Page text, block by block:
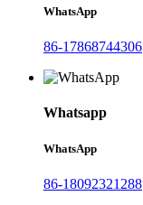
WhatsApp
86-17868744306
Whatsapp
WhatsApp
86-18092321288